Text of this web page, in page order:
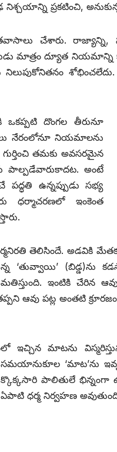
ప్రకటించి,
చేశారు. రాజ్యాన్ని,
మాత్రం ద్యూత
దొంగల తీరునూ
నేరంలోనూ నియమాలను
తమకు అవసరమైన
పాల్పడేవారుకాదట. అంటే
ఉన్నప్పుడు సభ్య
ధర్మాచరణలో ఇంకెంత
తెలిసిందే. అడవికి
‘తువ్వాయి’
ఇంటికి చేరిన
ఆవు పట్ల అంతటి
మాటను
సమయానుకూల
పాలితులే భిన్నంగా
ఏపాటి ధర్మ నిర్వహణ